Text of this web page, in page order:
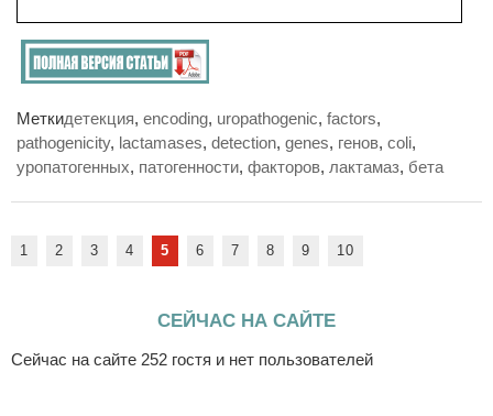
Меткидетекция, encoding, uropathogenic, factors,
pathogenicity, lactamases, detection, genes, генов, сoli,
уропатогенных, патогенности, факторов, лактамаз, бета
1 2 3 4 5 6 7 8 9 10
СЕЙЧАС НА САЙТЕ
Сейчас на сайте 252 гостя и нет пользователей